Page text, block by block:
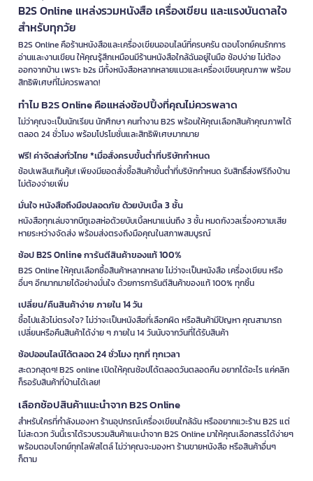
B2S Online แหล่งรวมหนังสือ เครื่องเขียน และแรงบันดาลใจ
สำหรับทุกวัย
B2S Online คือร้านหนังสือและเครื่องเขียนออนไลน์ที่ครบครัน ตอบโจทย์คนรักการ
อ่านและงานเขียน ให้คุณรู้สึกเหมือนมีร้านหนังสือใกล้ฉันอยู่ในมือ ช้อปง่าย ไม่ต้อง
ออกจากบ้าน เพราะ b2s มีทั้งหนังสือหลากหลายแนวและเครื่องเขียนคุณภาพ พร้อม
สิทธิพิเศษที่ไม่ควรพลาด!
ทำไม B2S Online คือแหล่งช้อปปิ้งที่คุณไม่ควรพลาด
ไม่ว่าคุณจะเป็นนักเรียน นักศึกษา คนทำงาน B2S พร้อมให้คุณเลือกสินค้าคุณภาพได้
ตลอด 24 ชั่วโมง พร้อมโปรโมชั่นและสิทธิพิเศษมากมาย
ฟรี! ค่าจัดส่งทั่วไทย *เมื่อสั่งครบขั้นต่ำที่บริษัทกำหนด
ช้อปเพลินเกินคุ้ม! เพียงมียอดสั่งซื้อสินค้าขั้นต่ำที่บริษัทกำหนด รับสิทธิ์ส่งฟรีถึงบ้าน
ไม่ต้องจ่ายเพิ่ม
มั่นใจ หนังสือถึงมือปลอดภัย ด้วยบับเบิ้ล 3 ชั้น
หนังสือทุกเล่มจากบีทูเอสห่อด้วยบับเบิ้ลหนาแน่นถึง 3 ชั้น หมดกังวลเรื่องความเสีย
หายระหว่างจัดส่ง พร้อมส่งตรงถึงมือคุณในสภาพสมบูรณ์
ช้อป B2S Online การันตีสินค้าของแท้ 100%
B2S Online ให้คุณเลือกซื้อสินค้าหลากหลาย ไม่ว่าจะเป็นหนังสือ เครื่องเขียน หรือ
อื่นๆ อีกมากมายได้อย่างมั่นใจ ด้วยการการันตีสินค้าของแท้ 100% ทุกชิ้น
เปลี่ยน/คืนสินค้าง่าย ภายใน 14 วัน
ซื้อไปแล้วไม่ตรงใจ? ไม่ว่าจะเป็นหนังสือที่เลือกผิด หรือสินค้ามีปัญหา คุณสามารถ
เปลี่ยนหรือคืนสินค้าได้ง่าย ๆ ภายใน 14 วันนับจากวันที่ได้รับสินค้า
ช้อปออนไลน์ได้ตลอด 24 ชั่วโมง ทุกที่ ทุกเวลา
สะดวกสุดๆ! B2S online เปิดให้คุณช้อปได้ตลอดวันตลอดคืน อยากได้อะไร แค่คลิก
ก็รอรับสินค้าที่บ้านได้เลย!
เลือกช้อปสินค้าแนะนำจาก B2S Online
สำหรับใครที่กำลังมองหา ร้านอุปกรณ์เครื่องเขียนใกล้ฉัน หรืออยากแวะร้าน B2S แต่
ไม่สะดวก วันนี้เราได้รวบรวมสินค้าแนะนำจาก B2S Online มาให้คุณเลือกสรรได้ง่ายๆ
พร้อมตอบโจทย์ทุกไลฟ์สไตล์ ไม่ว่าคุณจะมองหา ร้านขายหนังสือ หรือสินค้าอื่นๆ
ก็ตาม